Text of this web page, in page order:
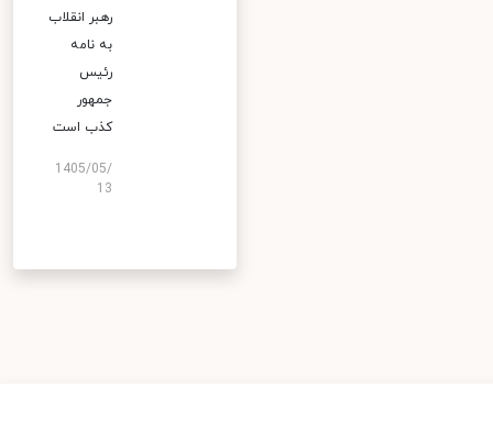
رهبر انقلاب
به نامه
رئیس
جمهور
کذب است
1405/05/
13